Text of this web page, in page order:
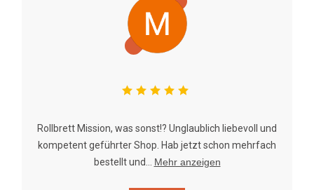
Rollbrett Mission, was sonst!? Unglaublich liebevoll und
kompetent geführter Shop. Hab jetzt schon mehrfach
bestellt und...
Mehr anzeigen